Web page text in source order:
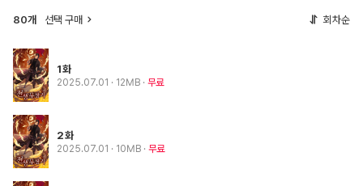
80개 선택 구매 회차순
1화
2025.07.01 · 12MB 무료
2화
2025.07.01 · 10MB 무료